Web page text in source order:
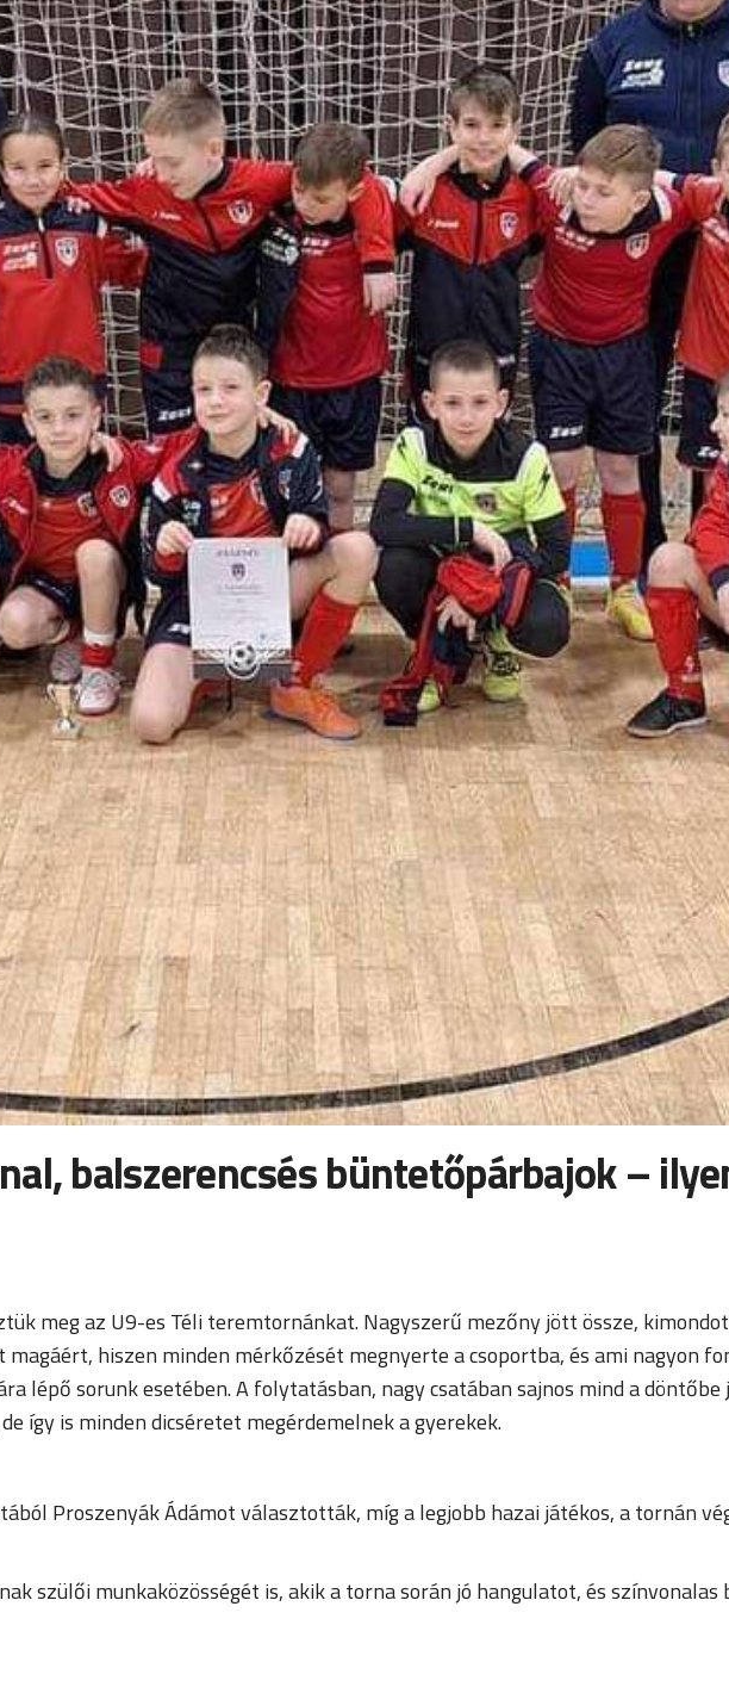
balszerencsés büntetőpárbajok –
meg az U9-es Téli teremtornánkat. Nagyszerű mezőny jött össze,
hiszen minden mérkőzését megnyerte a csoportba, és ami nagyon
lépő sorunk esetében. A folytatásban, nagy csatában sajnos mind a
így is minden dicséretet megérdemelnek a gyerekek.
Proszenyák Ádámot választották, míg a legjobb hazai játékos, a tornán
szülői munkaközösségét is, akik a torna során jó hangulatot, és